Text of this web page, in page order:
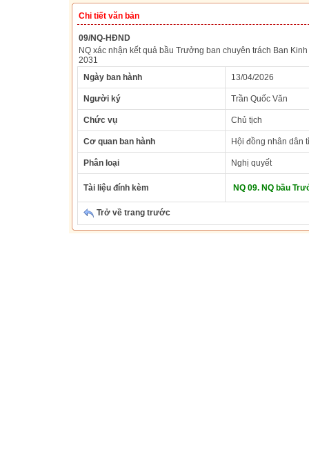
Chi tiết văn bản
09/NQ-HĐND
NQ xác nhận kết quả bầu Trưởng ban chuyên trách Ban
2031
Ngày ban hành
13/04/2026
Người ký Trần Quốc Văn
Chức vụ Chủ tịch
Cơ quan ban hành Hội đồng nhân dân
Phân loại Nghị quyết
Tài liệu đính kèm NQ 09. NQ bầu
Trở về trang trước